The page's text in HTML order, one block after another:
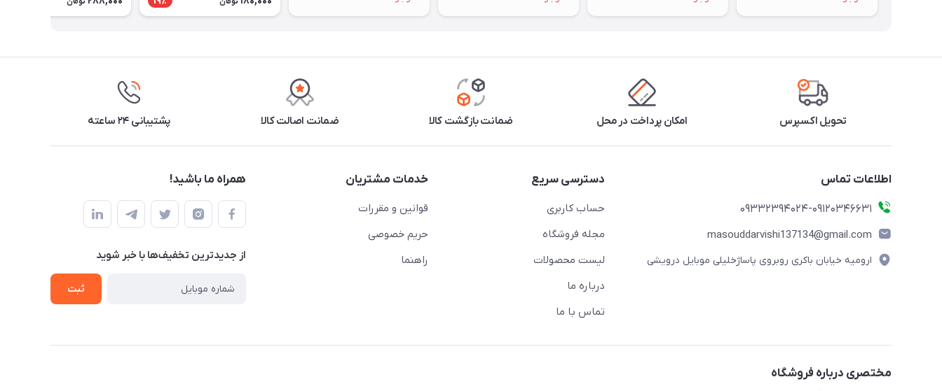
تحویل اکسپرس امکان پرداخت در محل ضمانت بازگشت کالا ضمانت اصالت کالا پشتیبانی ۲۴ ساعته
اطلاعات تماس
09332394024-09120346631
masouddarvishi137134@gmail.com
ارومیه خیابان باکری روبروی پاساژخلیلی موبایل درویشی
دسترسی سریع
حساب کاربری
مجله فروشگاه
لیست محصولات
درباره ما
تماس با ما
خدمات مشتریان
قوانین و مقررات
حریم خصوصی
راهنما
همراه ما باشید!
از جدید‌ترین تخفیف‌ها با‌ خبر شوید
ثبت
مختصری درباره فروشگاه